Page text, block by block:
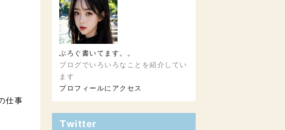
仕事
ぶろぐ書いてます。。
ブログでいろいろなことを紹介してい
ます
プロフィールにアクセス
Twitter